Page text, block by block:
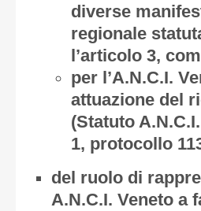
diverse
regionale
l’articolo 3,
per l’A.N.C.I.
attuazione del
(Statuto
1, protocollo
del ruolo di
A.N.C.I. Veneto a